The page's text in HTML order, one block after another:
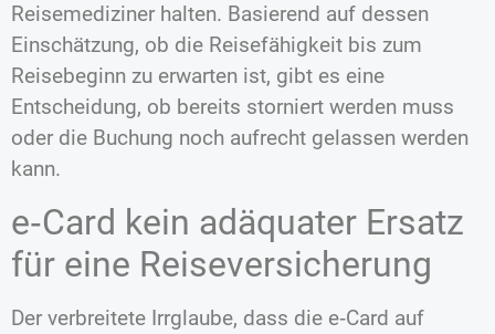
Reisemediziner halten. Basierend auf dessen
Einschätzung, ob die Reisefähigkeit bis zum
Reisebeginn zu erwarten ist, gibt es eine
Entscheidung, ob bereits storniert werden muss
oder die Buchung noch aufrecht gelassen werden
kann.
e‑Card kein adäquater Ersatz
für eine Reiseversicherung
Der verbreitete Irrglaube, dass die e‑Card auf